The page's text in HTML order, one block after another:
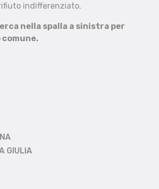
indifferenziato.
nella spalla a sinistra per
GIULIA